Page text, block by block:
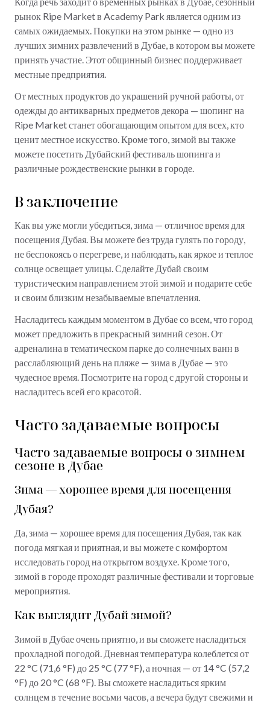
рынок Ripe Market в Academy Park является одним из
самых ожидаемых. Покупки на этом рынке — одно из
лучших зимних развлечений в Дубае, в котором вы можете
принять участие. Этот общинный бизнес поддерживает
местные предприятия.
От местных продуктов до украшений ручной работы, от
одежды до антикварных предметов декора — шопинг на
Ripe Market станет обогащающим опытом для всех, кто
ценит местное искусство. Кроме того, зимой вы также
можете посетить Дубайский фестиваль шопинга и
различные рождественские рынки в городе.
В заключение
Как вы уже могли убедиться, зима — отличное время для
посещения Дубая. Вы можете без труда гулять по городу,
не беспокоясь о перегреве, и наблюдать, как яркое и теплое
солнце освещает улицы. Сделайте Дубай своим
туристическим направлением этой зимой и подарите себе
и своим близким незабываемые впечатления.
Насладитесь каждым моментом в Дубае со всем, что город
может предложить в прекрасный зимний сезон. От
адреналина в тематическом парке до солнечных ванн в
расслабляющий день на пляже — зима в Дубае — это
чудесное время. Посмотрите на город с другой стороны и
насладитесь всей его красотой.
Часто задаваемые вопросы
Часто задаваемые вопросы о зимнем
сезоне в Дубае
Зима — хорошее время для посещения
Дубая?
Да, зима — хорошее время для посещения Дубая, так как
погода мягкая и приятная, и вы можете с комфортом
исследовать город на открытом воздухе. Кроме того,
зимой в городе проходят различные фестивали и торговые
мероприятия.
Как выглядит Дубай зимой?
Зимой в Дубае очень приятно, и вы сможете насладиться
прохладной погодой. Дневная температура колеблется от
22 °C (71,6 °F) до 25 °C (77 °F), а ночная — от 14 °C (57,2
°F) до 20 °C (68 °F). Вы сможете насладиться ярким
солнцем в течение восьми часов, а вечера будут свежими и